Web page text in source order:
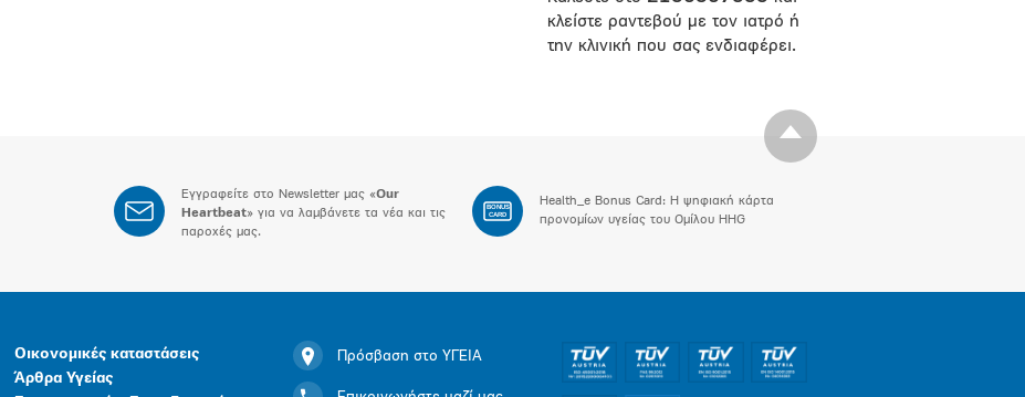
κλείστε ραντεβού με τον ιατρό ή
την κλινική που σας ενδιαφέρει.
Εγγραφείτε στο Newsletter μας «Our
Heartbeat» για να λαμβάνετε τα νέα και τις
παροχές μας.
BONUS
CARD
Health_e Bonus Card: H ψηφιακή κάρτα
προνομίων υγείας του Ομίλου HHG
Οικονομικές καταστάσεις
Άρθρα Υγείας
Πρόσβαση στο ΥΓΕΙΑ